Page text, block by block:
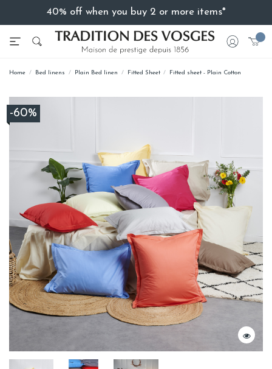
40% off when you buy 2 or more items*
Home Bed linens Plain Bed linen Fitted Sheet Fitted sheet - Plain Cotton
-60%